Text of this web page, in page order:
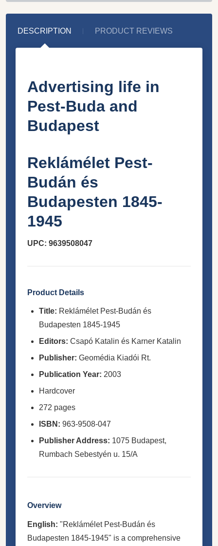
DESCRIPTION PRODUCT REVIEWS
Advertising life in
Pest-Buda and
Budapest
Reklámélet Pest-
Budán és
Budapesten 1845-
1945
UPC: 9639508047
Product Details
Title: Reklámélet Pest-Budán és
Budapesten 1845-1945
Editors: Csapó Katalin és Karner Katalin
Publisher: Geomédia Kiadói Rt.
Publication Year: 2003
Hardcover
272 pages
ISBN: 963-9508-047
Publisher Address: 1075 Budapest,
Rumbach Sebestyén u. 15/A
Overview
English: "Reklámélet Pest-Budán és
Budapesten 1845-1945" is a comprehensive